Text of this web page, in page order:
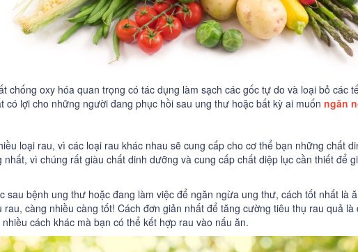
chống oxy hóa quan trọng có tác dụng làm sạch các gốc tự do và loại bỏ các
có lợi cho những người đang phục hồi sau ung thư hoặc bất kỳ ai muốn ngăn
loại rau, vì các loại rau khác nhau sẽ cung cấp cho cơ thể bạn những chất
nhất, vì chúng rất giàu chất dinh dưỡng và cung cấp chất diệp lục cần thiết để
sau bệnh ung thư hoặc đang làm việc để ngăn ngừa ung thư, cách tốt nhất là
rau, càng nhiều càng tốt! Cách đơn giản nhất để tăng cường tiêu thụ rau quả
cách khác mà bạn có thể kết hợp rau vào nấu ăn.